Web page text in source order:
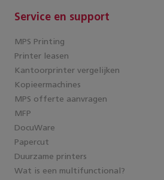
Service en support
MPS Printing
Printer leasen
Kantoorprinter vergelijken
Kopieermachines
MPS offerte aanvragen
MFP
DocuWare
Papercut
Duurzame printers
Wat is een multifunctional?